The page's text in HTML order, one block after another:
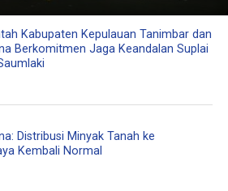
Kabupaten Kepulauan Tanimbar dan
Berkomitmen Jaga Keandalan Suplai
Distribusi Minyak Tanah ke
Kembali Normal